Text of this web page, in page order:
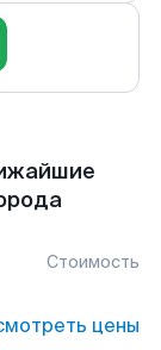
Стоимость
цены